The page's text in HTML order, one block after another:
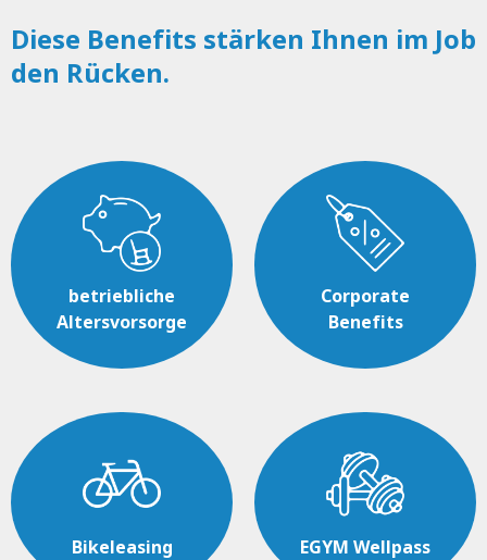
Diese Benefits stärken Ihnen im Job
den Rücken.
betriebliche
Altersvorsorge
Bikeleasing
Corporate
Benefits
EGYM Wellpass